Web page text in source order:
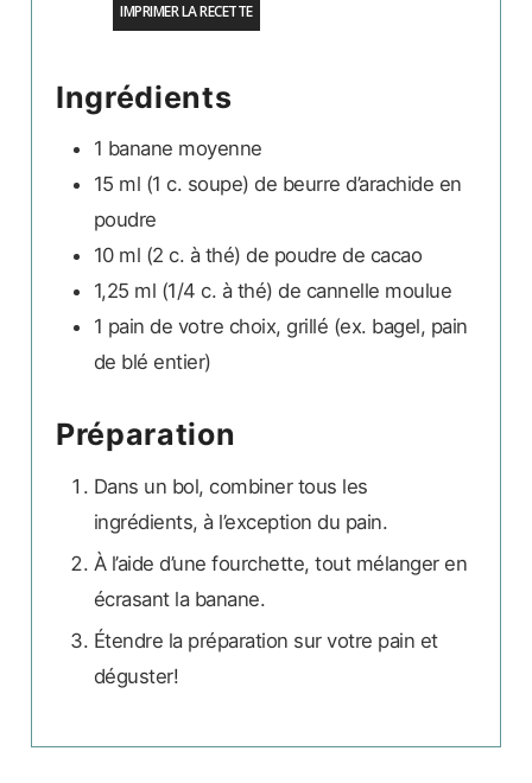
IMPRIMER LA RECETTE
Ingrédients
1 banane moyenne
15 ml (1 c. soupe) de beurre d’arachide en
poudre
10 ml (2 c. à thé) de poudre de cacao
1,25 ml (1/4 c. à thé) de cannelle moulue
1 pain de votre choix, grillé (ex. bagel, pain
de blé entier)
Préparation
Dans un bol, combiner tous les
ingrédients, à l’exception du pain.
À l’aide d’une fourchette, tout mélanger en
écrasant la banane.
Étendre la préparation sur votre pain et
déguster!